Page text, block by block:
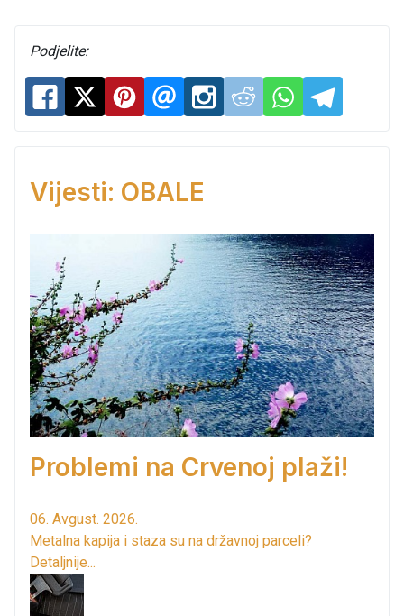
Podjelite:
Vijesti: OBALE
Problemi na Crvenoj plaži!
06. Avgust. 2026.
Metalna kapija i staza su na državnoj parceli?
Detaljnije...